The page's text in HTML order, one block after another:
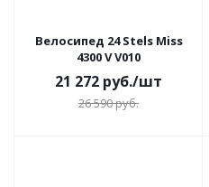
Велосипед 24 Stels Miss
4300 V V010
21 272 руб./шт
26 590руб.